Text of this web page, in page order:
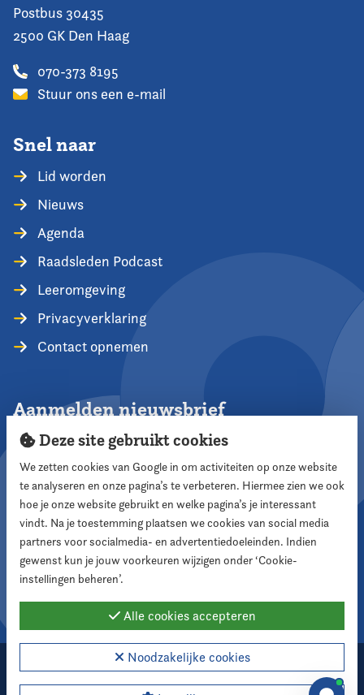
Postbus 30435
2500 GK Den Haag
070-373 8195
Stuur ons een e-mail
Snel naar
Lid worden
Nieuws
Agenda
Raadsleden Podcast
Leeromgeving
Privacyverklaring
Contact opnemen
Aanmelden nieuwsbrief
Aanmelden
Volg ons
2026 Nederlandse Vereniging voor Raadsleden
Deze site gebruikt cookies
We zetten cookies van Google in om activiteiten op onze website
te analyseren en onze pagina’s te verbeteren. Hiermee zien we ook
hoe je onze website gebruikt en welke pagina’s je interessant
vindt. Na je toestemming plaatsen we cookies van social media
partners voor socialmedia- en advertentiedoeleinden. Indien
gewenst kun je jouw voorkeuren wijzigen onder ‘Cookie-
instellingen beheren’.
Alle cookies accepteren
Noodzakelijke cookies